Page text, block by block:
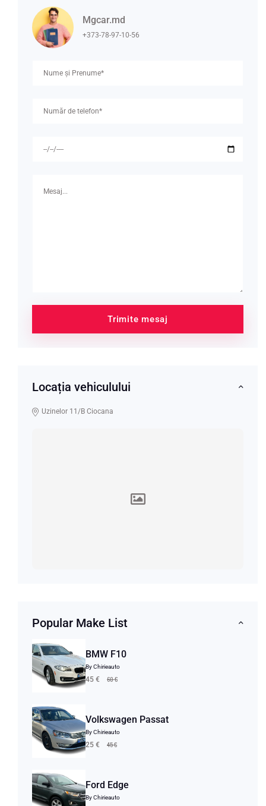
Mgcar.md
+373-78-97-10-56
Trimite mesaj
Locația vehiculului
Uzinelor 11/B Ciocana
Popular Make List
BMW F10
By Chirieauto
45 € 60 €
Volkswagen Passat
By Chirieauto
25 € 45 €
Ford Edge
By Chirieauto